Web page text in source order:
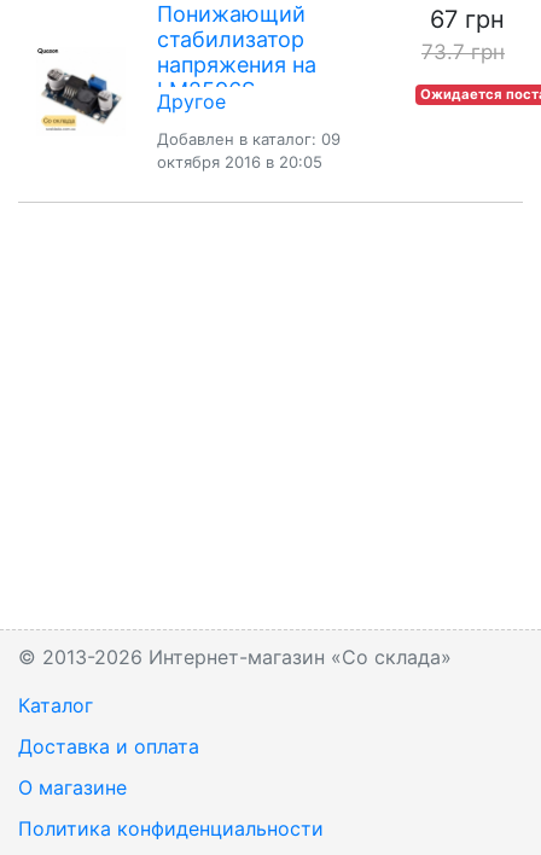
Понижающий
стабилизатор
напряжения на
LM2596S
Другое
Добавлен в каталог: 09
октября 2016 в 20:05
67 грн
73.7 грн
Ожидается
© 2013-2026 Интернет-магазин «Со склада»
Каталог
Доставка и оплата
О магазине
Политика конфиденциальности